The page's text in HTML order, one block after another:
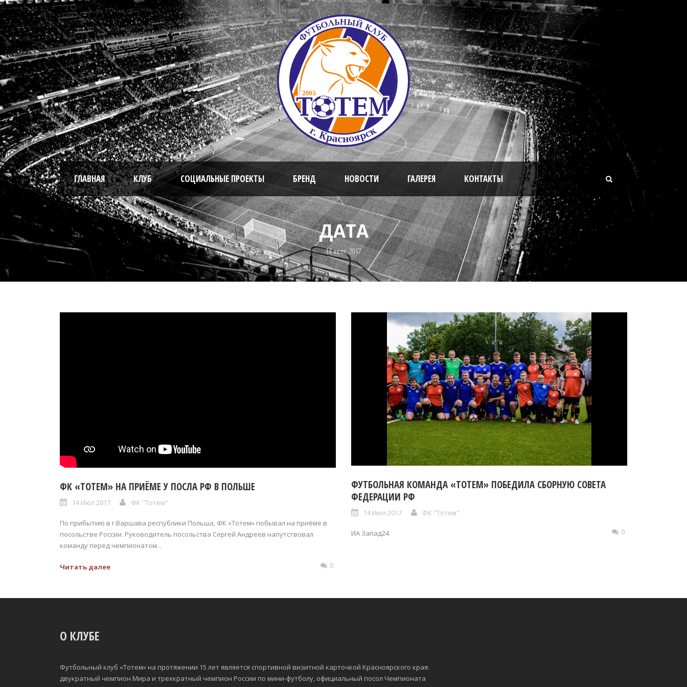
ГЛАВНАЯ КЛУБ СОЦИАЛЬНЫЕ ПРОЕКТЫ БРЕНД НОВОСТИ ГАЛЕРЕЯ КОНТАКТЫ
ДАТА
14 июля, 2017
ФК «ТОТЕМ» НА ПРИЁМЕ У ПОСЛА РФ В ПОЛЬШЕ
14 Июл 2017 ФК "Тотем"
По прибытию в г.Варшава республики Польша, ФК «Тотем» побывал на приёме в
посольстве России. Руководитель посольства Сергей Андреев напутствовал
команду перед чемпионатом...
Читать далее 0
ФУТБОЛЬНАЯ КОМАНДА «ТОТЕМ» ПОБЕДИЛА СБОРНУЮ СОВЕТА
ФЕДЕРАЦИИ РФ
14 Июл 2017 ФК "Тотем"
ИА Запад24 0
О КЛУБЕ
Футбольный клуб «Тотем» на протяжении 15 лет является спортивной визитной карточкой Красноярского края:
двукратный чемпион Мира и трехкратный чемпион России по мини-футболу, официальный посол Чемпионата